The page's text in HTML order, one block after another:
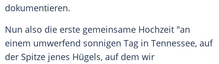
dokumentieren.
Nun also die erste gemeinsame Hochzeit "an
einem umwerfend sonnigen Tag in Tennessee, auf
der Spitze jenes Hügels, auf dem wir